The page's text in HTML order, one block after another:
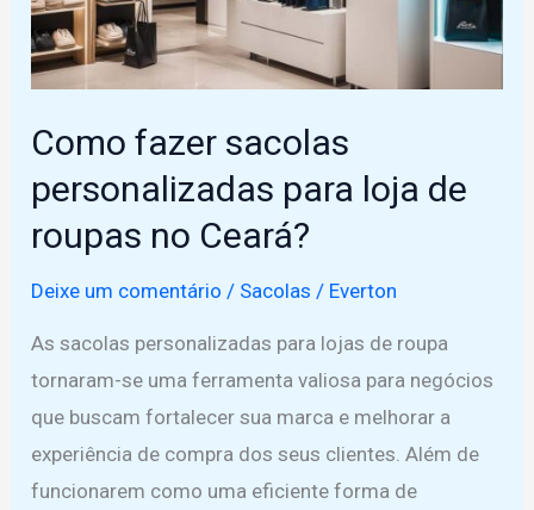
papel
personalizadas
Russas
Como fazer sacolas
personalizadas para loja de
roupas no Ceará?
Deixe um comentário / Sacolas / Everton
As sacolas personalizadas para lojas de roupa
tornaram-se uma ferramenta valiosa para negócios
que buscam fortalecer sua marca e melhorar a
experiência de compra dos seus clientes. Além de
funcionarem como uma eficiente forma de